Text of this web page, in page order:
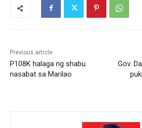
Previous article
P108K halaga ng shabu
nasabat sa Marilao
Gov.